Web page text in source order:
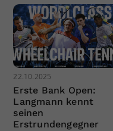
22.10.2025
Erste Bank Open:
Langmann kennt
seinen
Erstrundengegner